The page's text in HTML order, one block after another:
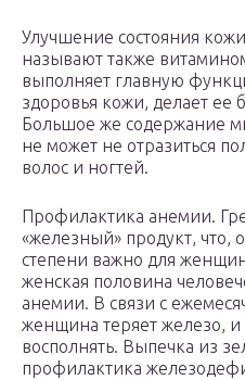
Улучшение состояния
называют также
выполняет главную
здоровья кожи, делает ее
Большое же содержание
не может не отразиться
волос и ногтей.
Профилактика анемии.
«железный» продукт, что,
степени важно для
женская половина
анемии. В связи с
женщина теряет железо, и
восполнять. Выпечка из
профилактика